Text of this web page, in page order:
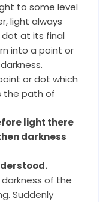
to some level
light always
at its final
into a point or
or dot which
the path of
light there
darkness
of the
Suddenly